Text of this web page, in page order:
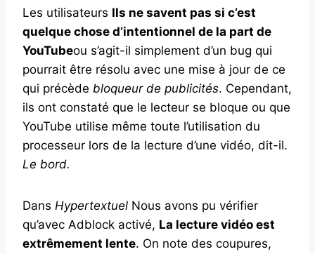
Les utilisateurs Ils ne savent pas si c’est
quelque chose d’intentionnel de la part de
YouTubeou s’agit-il simplement d’un bug qui
pourrait être résolu avec une mise à jour de ce
qui précède bloqueur de publicités. Cependant,
ils ont constaté que le lecteur se bloque ou que
YouTube utilise même toute l’utilisation du
processeur lors de la lecture d’une vidéo, dit-il.
Le bord.
Dans Hypertextuel Nous avons pu vérifier
qu’avec Adblock activé, La lecture vidéo est
extrêmement lente. On note des coupures,